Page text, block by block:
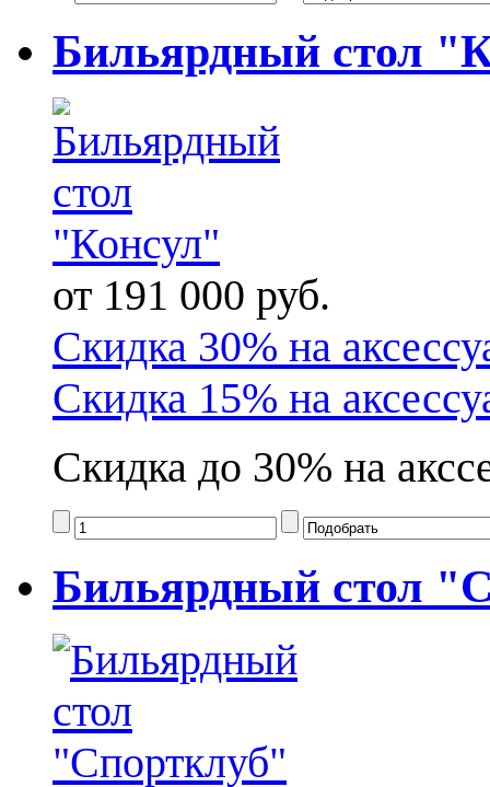
Бильярдный стол
от 191 000 руб.
Скидка 30% на
Скидка 15% на
Скидка до 30% на
Бильярдный стол